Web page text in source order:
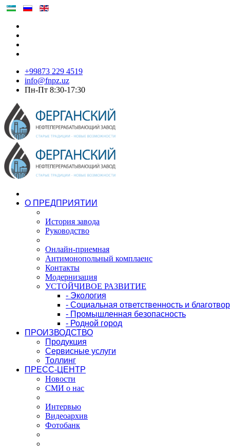
+99873 229 4519
info@fnpz.uz
Пн-Пт 8:30-17:30
О ПРЕДПРИЯТИИ
История завода
Руководство
Онлайн-приемная
Антимонопольный комплаенс
Контакты
Модернизация
УСТОЙЧИВОЕ РАЗВИТИЕ
- Экология
- Социальная ответственность и
- Промышленная безопасность
- Родной город
ПРОИЗВОДСТВО
Продукция
Сервисные услуги
Толлинг
ПРЕСС-ЦЕНТР
Новости
СМИ о нас
Интервью
Видеоархив
Фотобанк